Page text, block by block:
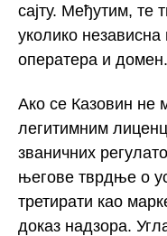
сајту. Међутим, те
уколико
оператера и домен.
Ако се Казовин не
легитимним
званичних
његове тврдње о
третирати као
доказ надзора.